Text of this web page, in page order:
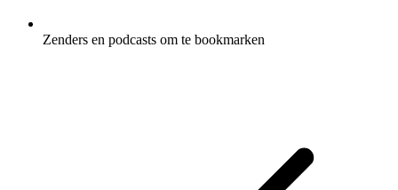
Zenders en podcasts om te bookmarken